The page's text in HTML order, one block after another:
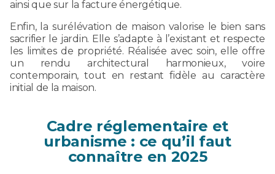
ainsi que sur la facture énergétique.
Enfin, la surélévation de maison valorise le bien sans
sacrifier le jardin. Elle s’adapte à l’existant et respecte
les limites de propriété. Réalisée avec soin, elle offre
un rendu architectural harmonieux, voire
contemporain, tout en restant fidèle au caractère
initial de la maison.
Cadre réglementaire et
urbanisme : ce qu’il faut
connaître en 2025